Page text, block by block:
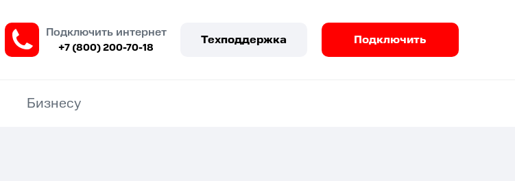
Подключить интернет
+7 (800) 200-70-18
Техподдержка Подключить
Бизнесу